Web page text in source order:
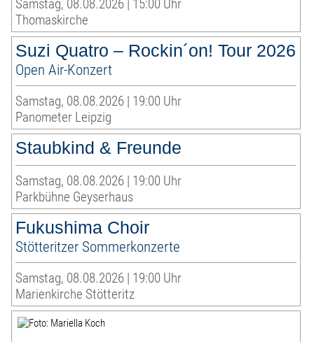
Samstag, 08.08.2026 | 15:00 Uhr
Thomaskirche
Suzi Quatro – Rockin´on! Tour 2026
Open Air-Konzert
Samstag, 08.08.2026 | 19:00 Uhr
Panometer Leipzig
Staubkind & Freunde
Samstag, 08.08.2026 | 19:00 Uhr
Parkbühne Geyserhaus
Fukushima Choir
Stötteritzer Sommerkonzerte
Samstag, 08.08.2026 | 19:00 Uhr
Marienkirche Stötteritz